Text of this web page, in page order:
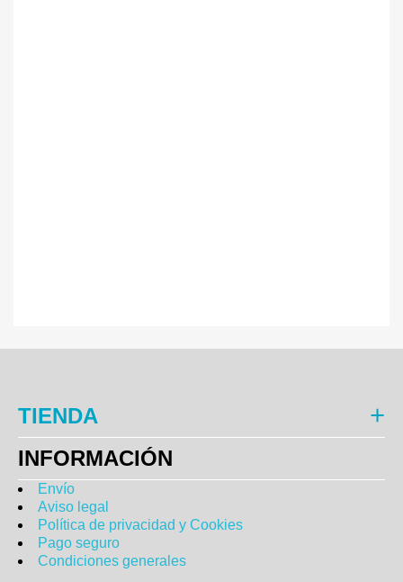
TIENDA
INFORMACIÓN
Envío
Aviso legal
Política de privacidad y Cookies
Pago seguro
Condiciones generales